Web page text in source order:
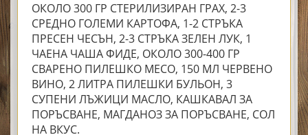
ОКОЛО 300 ГР СТЕРИЛИЗИРАН ГРАХ, 2-3
СРЕДНО ГОЛЕМИ КАРТОФА, 1-2 СТРЪКА
ПРЕСЕН ЧЕСЪН, 2-3 СТРЪКА ЗЕЛЕН ЛУК, 1
ЧАЕНА ЧАША ФИДЕ, ОКОЛО 300-400 ГР
СВАРЕНО ПИЛЕШКО МЕСО, 150 МЛ ЧЕРВЕНО
ВИНО, 2 ЛИТРА ПИЛЕШКИ БУЛЬОН, 3
СУПЕНИ ЛЪЖИЦИ МАСЛО, КАШКАВАЛ ЗА
ПОРЪСВАНЕ, МАГДАНОЗ ЗА ПОРЪСВАНЕ, СОЛ
НА ВКУС.